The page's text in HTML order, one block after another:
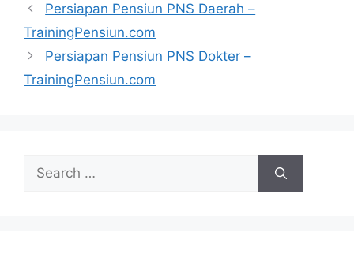
Persiapan Pensiun PNS Daerah –
TrainingPensiun.com
Persiapan Pensiun PNS Dokter –
TrainingPensiun.com
Search
for: